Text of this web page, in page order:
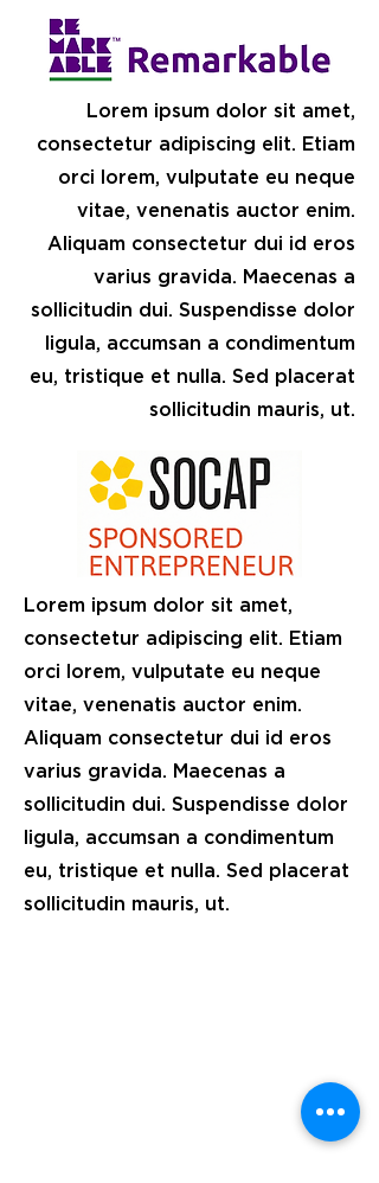
Lorem ipsum dolor sit amet,
consectetur adipiscing elit. Etiam
orci lorem, vulputate eu neque
vitae, venenatis auctor enim.
Aliquam consectetur dui id eros
varius gravida. Maecenas a
sollicitudin dui. Suspendisse dolor
ligula, accumsan a condimentum
eu, tristique et nulla. Sed placerat
sollicitudin mauris, ut.
Lorem ipsum dolor sit amet,
consectetur adipiscing elit. Etiam
orci lorem, vulputate eu neque
vitae, venenatis auctor enim.
Aliquam consectetur dui id eros
varius gravida. Maecenas a
sollicitudin dui. Suspendisse dolor
ligula, accumsan a condimentum
eu, tristique et nulla. Sed placerat
sollicitudin mauris, ut.